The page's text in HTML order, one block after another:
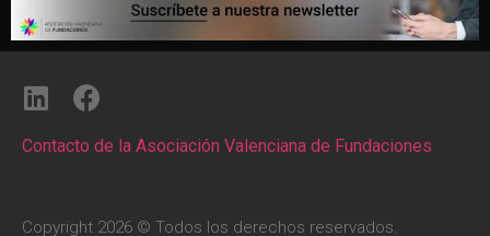
Contacto de la Asociación Valenciana de Fundaciones
Copyright 2026 © Todos los derechos reservados.